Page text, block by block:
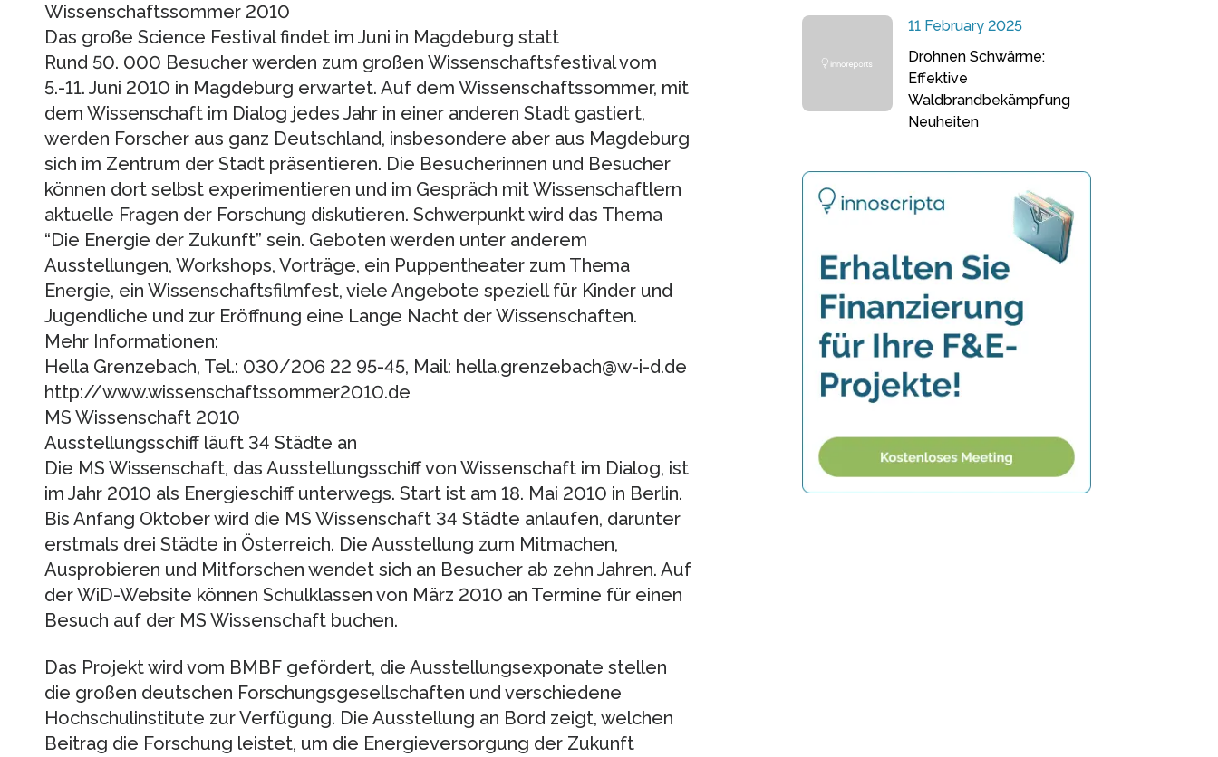
Wissenschaftssommer 2010
Das große Science Festival findet im Juni in Magdeburg statt
Rund 50. 000 Besucher werden zum großen Wissenschaftsfestival vom
5.-11. Juni 2010 in Magdeburg erwartet. Auf dem Wissenschaftssommer, mit
dem Wissenschaft im Dialog jedes Jahr in einer anderen Stadt gastiert,
werden Forscher aus ganz Deutschland, insbesondere aber aus Magdeburg
sich im Zentrum der Stadt präsentieren. Die Besucherinnen und Besucher
können dort selbst experimentieren und im Gespräch mit Wissenschaftlern
aktuelle Fragen der Forschung diskutieren. Schwerpunkt wird das Thema
“Die Energie der Zukunft” sein. Geboten werden unter anderem
Ausstellungen, Workshops, Vorträge, ein Puppentheater zum Thema
Energie, ein Wissenschaftsfilmfest, viele Angebote speziell für Kinder und
Jugendliche und zur Eröffnung eine Lange Nacht der Wissenschaften.
Mehr Informationen:
Hella Grenzebach, Tel.: 030/206 22 95-45, Mail: hella.grenzebach@w-i-d.de
http://www.wissenschaftssommer2010.de
MS Wissenschaft 2010
Ausstellungsschiff läuft 34 Städte an
Die MS Wissenschaft, das Ausstellungsschiff von Wissenschaft im Dialog, ist
im Jahr 2010 als Energieschiff unterwegs. Start ist am 18. Mai 2010 in Berlin.
Bis Anfang Oktober wird die MS Wissenschaft 34 Städte anlaufen, darunter
erstmals drei Städte in Österreich. Die Ausstellung zum Mitmachen,
Ausprobieren und Mitforschen wendet sich an Besucher ab zehn Jahren. Auf
der WiD-Website können Schulklassen von März 2010 an Termine für einen
Besuch auf der MS Wissenschaft buchen.
Das Projekt wird vom BMBF gefördert, die Ausstellungsexponate stellen
die großen deutschen Forschungsgesellschaften und verschiedene
Hochschulinstitute zur Verfügung. Die Ausstellung an Bord zeigt, welchen
Beitrag die Forschung leistet, um die Energieversorgung der Zukunft
11 February 2025
Drohnen Schwärme:
Effektive
Waldbrandbekämpfung
Neuheiten